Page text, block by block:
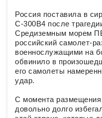
Россия поставила в
С-300В4 после
Средиземным морем
российский самолет-
военнослужащими на
обвинило в
его самолеты
удар.
С момента
довольно долго